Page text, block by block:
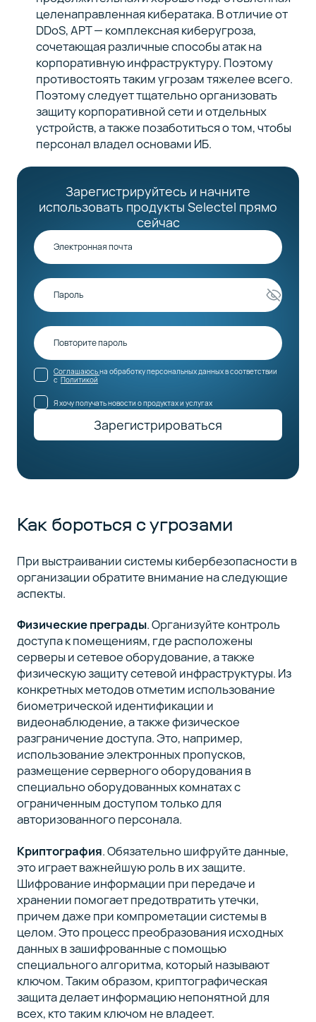
целенаправленная кибератака. В отличие от
DDoS, APT — комплексная киберугроза,
сочетающая различные способы атак на
корпоративную инфраструктуру. Поэтому
противостоять таким угрозам тяжелее всего.
Поэтому следует тщательно организовать
защиту корпоративной сети и отдельных
устройств, а также позаботиться о том, чтобы
персонал владел основами ИБ.
Зарегистрируйтесь и начните
использовать продукты Selectel прямо
сейчас
Соглашаюсьна обработку персональных данных в соответствии
с Политикой
Я хочу получать новости о продуктах и услугах
Зарегистрироваться
Как бороться с угрозами
При выстраивании системы кибербезопасности в
организации обратите внимание на следующие
аспекты.
Физические преграды. Организуйте контроль
доступа к помещениям, где расположены
серверы и сетевое оборудование, а также
физическую защиту сетевой инфраструктуры. Из
конкретных методов отметим использование
биометрической идентификации и
видеонаблюдение, а также физическое
разграничение доступа. Это, например,
использование электронных пропусков,
размещение серверного оборудования в
специально оборудованных комнатах с
ограниченным доступом только для
авторизованного персонала.
Криптография. Обязательно шифруйте данные,
это играет важнейшую роль в их защите.
Шифрование информации при передаче и
хранении помогает предотвратить утечки,
причем даже при компрометации системы в
целом. Это процесс преобразования исходных
данных в зашифрованные с помощью
специального алгоритма, который называют
ключом. Таким образом, криптографическая
защита делает информацию непонятной для
всех, кто таким ключом не владеет.